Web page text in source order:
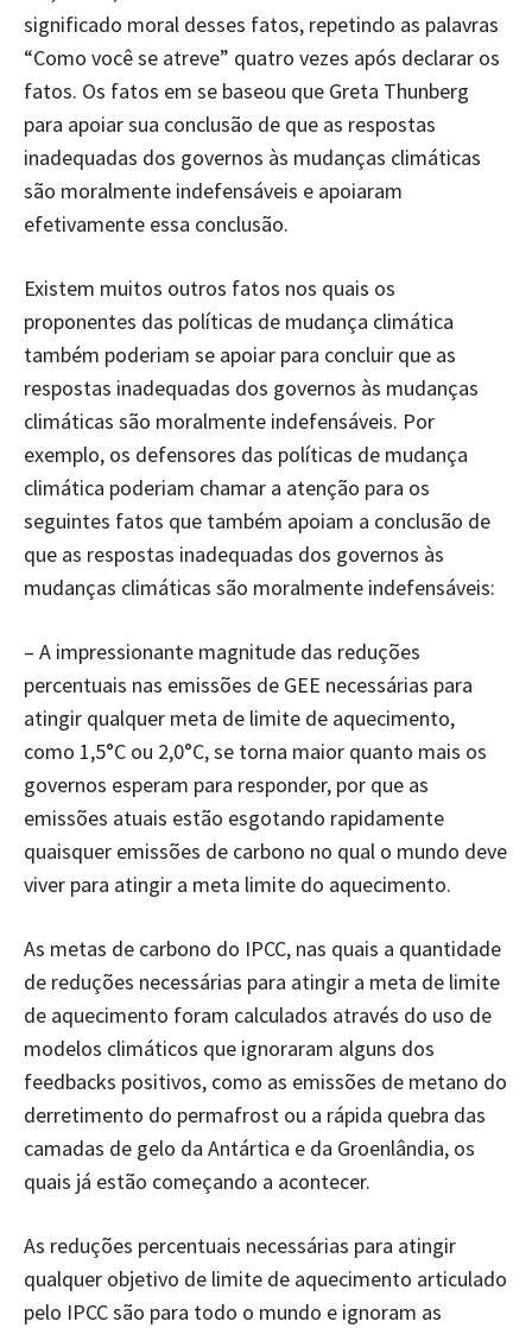
significado moral desses fatos, repetindo as palavras
“Como você se atreve” quatro vezes após declarar os
fatos. Os fatos em se baseou que Greta Thunberg
para apoiar sua conclusão de que as respostas
inadequadas dos governos às mudanças climáticas
são moralmente indefensáveis e apoiaram
efetivamente essa conclusão.
Existem muitos outros fatos nos quais os
proponentes das políticas de mudança climática
também poderiam se apoiar para concluir que as
respostas inadequadas dos governos às mudanças
climáticas são moralmente indefensáveis. Por
exemplo, os defensores das políticas de mudança
climática poderiam chamar a atenção para os
seguintes fatos que também apoiam a conclusão de
que as respostas inadequadas dos governos às
mudanças climáticas são moralmente indefensáveis:
– A impressionante magnitude das reduções
percentuais nas emissões de GEE necessárias para
atingir qualquer meta de limite de aquecimento,
como 1,5°C ou 2,0°C, se torna maior quanto mais os
governos esperam para responder, por que as
emissões atuais estão esgotando rapidamente
quaisquer emissões de carbono no qual o mundo deve
viver para atingir a meta limite do aquecimento.
As metas de carbono do IPCC, nas quais a quantidade
de reduções necessárias para atingir a meta de limite
de aquecimento foram calculados através do uso de
modelos climáticos que ignoraram alguns dos
feedbacks positivos, como as emissões de metano do
derretimento do permafrost ou a rápida quebra das
camadas de gelo da Antártica e da Groenlândia, os
quais já estão começando a acontecer.
As reduções percentuais necessárias para atingir
qualquer objetivo de limite de aquecimento articulado
pelo IPCC são para todo o mundo e ignoram as